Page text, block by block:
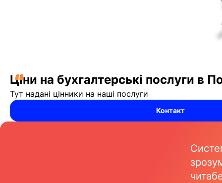
“
Ціни на бухгалтерські послуги в
Тут надані цінники на наші послуги
Контакт